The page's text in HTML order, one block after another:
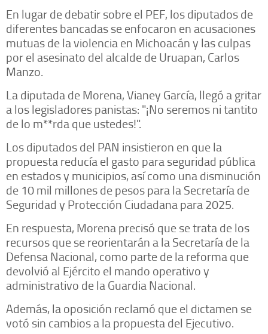
En lugar de debatir sobre el PEF, los diputados de
diferentes bancadas se enfocaron en acusaciones
mutuas de la violencia en Michoacán y las culpas
por el asesinato del alcalde de Uruapan, Carlos
Manzo.
La diputada de Morena, Vianey García, llegó a gritar
a los legisladores panistas: "¡No seremos ni tantito
de lo m**rda que ustedes!".
Los diputados del PAN insistieron en que la
propuesta reducía el gasto para seguridad pública
en estados y municipios, así como una disminución
de 10 mil millones de pesos para la Secretaría de
Seguridad y Protección Ciudadana para 2025.
En respuesta, Morena precisó que se trata de los
recursos que se reorientarán a la Secretaría de la
Defensa Nacional, como parte de la reforma que
devolvió al Ejército el mando operativo y
administrativo de la Guardia Nacional.
Además, la oposición reclamó que el dictamen se
votó sin cambios a la propuesta del Ejecutivo.